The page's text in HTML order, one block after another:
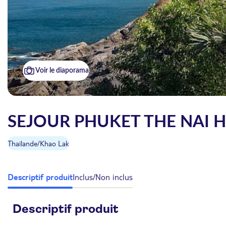
Voir le diaporama
SEJOUR PHUKET THE NAI
Thaïlande/Khao Lak
Descriptif produitInclus/Non inclus
Descriptif produit